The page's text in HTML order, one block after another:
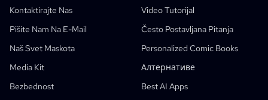
Kontaktirajte Nas
Pišite Nam Na E-Mail
Naš Svet Maskota
Media Kit
Bezbednost
Video Tutorijal
Često Postavljana Pitanja
Personalized Comic Books
Алтернативе
Best AI Apps
AI Character Generator
AI Дизајн Ликова
AI Генератор Анимеа
AI Comic Factory
Креирање Дечје Књиге